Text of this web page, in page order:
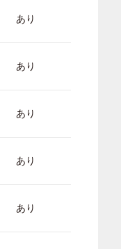
あり
あり
あり
あり
あり